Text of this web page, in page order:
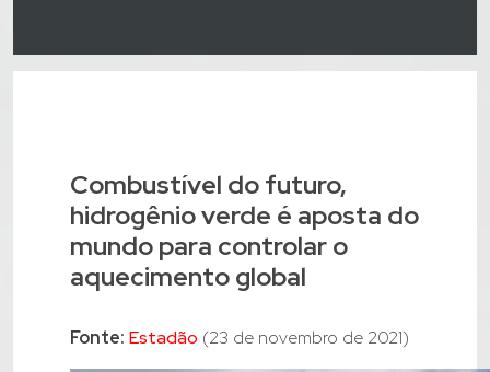
Combustível do futuro,
hidrogênio verde é aposta do
mundo para controlar o
aquecimento global
Fonte: Estadão (23 de novembro de 2021)